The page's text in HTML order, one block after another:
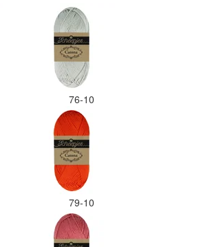
kleuren apart in te pakken met
een sticker welke kleur het is?
Desondanks zou ik deze shop
zeker wel aanbevelen wat betreft
de viltwol. Goede prijs/kwaliteit
verhouding.
76-10
79-10